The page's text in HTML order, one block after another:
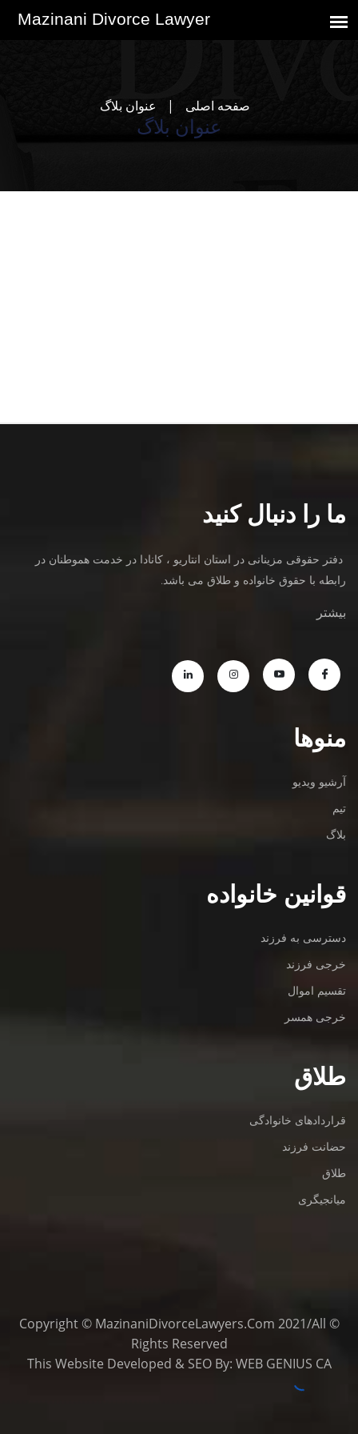
صفحه اصلی عنوان بلاگ
عنوان بلاگ
ما را دنبال کنید
دفتر حقوقی مزینانی در استان انتاریو ، کانادا در خدمت هموطنان در
رابطه با حقوق خانواده و طلاق می باشد.
بیشتر
منوها
آرشیو ویدیو
تیم
بلاگ
قوانین خانواده
دسترسی به فرزند
خرجی فرزند
تقسیم اموال
خرجی همسر
طلاق
قراردادهای خانوادگی
حضانت فرزند
طلاق
میانجیگری
© Copyright © MazinaniDivorceLawyers.com 2021/All
Rights Reserved
This Website Developed & SEOBy: WEB GENIUS CA